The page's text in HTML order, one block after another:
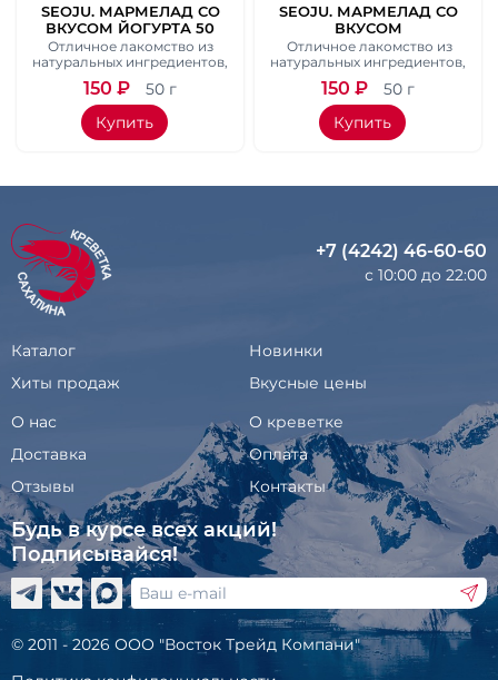
SEOJU. МАРМЕЛАД СО
ВКУСОМ ЙОГУРТА 50
ГР.
Отличное лакомство из
натуральных ингредиентов,
понравится как детям, так и
их родителям.
150 ₽
50 г
Купить
SEOJU. МАРМЕЛАД СО
ВКУСОМ
ПЕРСИКОВОГО
ЙОГУРТА 50 ГР.
Отличное лакомство из
натуральных ингредиентов,
понравится как детям, так и
их родителям.
150 ₽
50 г
Купить
+7 (4242) 46-60-60
с 10:00 до 22:00
Каталог
Новинки
Хиты продаж
Вкусные цены
О нас
О креветке
Доставка
Оплата
Отзывы
Контакты
Будь в курсе всех акций!
Подписывайся!
© 2011 - 2026 ООО "Восток Трейд Компани"